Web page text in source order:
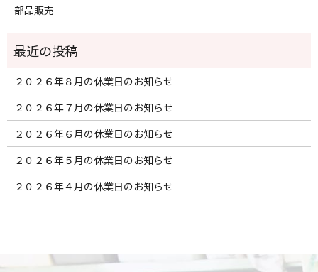
部品販売
２０２６年８月の休業日のお知らせ
２０２６年７月の休業日のお知らせ
２０２６年６月の休業日のお知らせ
２０２６年５月の休業日のお知らせ
２０２６年４月の休業日のお知らせ